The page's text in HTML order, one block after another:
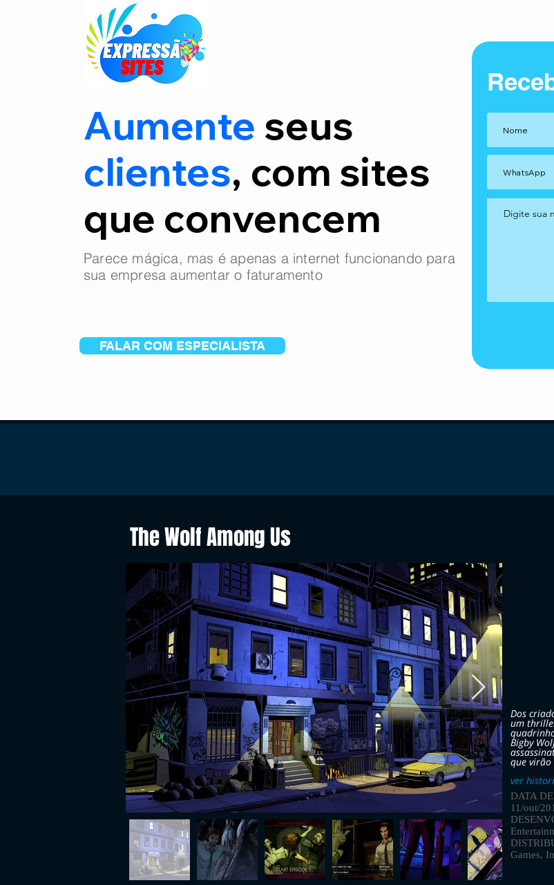
Aumente seus
clientes, com sites
que convencem
Parece mágica, mas é apenas a internet funcionando para
sua empresa aumentar o faturamento
FALAR COM ESPECIALISTA
The Wolf Among Us
Dos
um
Bigby
que virão
ver
DATA
11/out/
Games,